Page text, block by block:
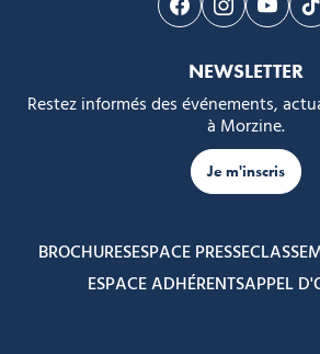
Suivez-nous sur
Suivez-
NEWSLETTER
Restez informés des événements,
à Morzine.
Je m'inscris
BROCHURESESPACE PRESSE
ESPACE ADHÉRENTSAPPEL